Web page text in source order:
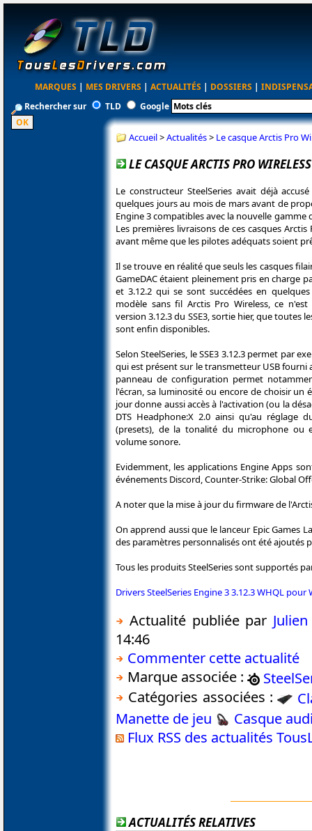
MARQUES | MES DRIVERS | ACTUALITÉS | DOSSIERS |
Rechercher sur
TLD Google
Accueil>Actualités> Le casque Arctis Pro
LE CASQUE ARCTIS PRO
Le constructeur SteelSeries avait déjà
quelques jours au mois de mars avant de
Engine 3 compatibles avec la nouvelle gamme
Les premières livraisons de ces casques
avant même que les pilotes adéquats soient
Il se trouve en réalité que seuls les casques
GameDAC étaient pleinement pris en charge
et 3.12.2 qui se sont succédées en
modèle sans fil Arctis Pro Wireless, ce
version 3.12.3 du SSE3, sortie hier, que toutes
sont enfin disponibles.
Selon SteelSeries, le SSE3 3.12.3 permet par
qui est présent sur le transmetteur USB fourni
panneau de configuration permet
l'écran, sa luminosité ou encore de choisir un
jour donne aussi accès à l'activation (ou la
DTS Headphone:X 2.0 ainsi qu'au réglage
(presets), de la tonalité du microphone ou
volume sonore.
Evidemment, les applications Engine Apps
événements Discord, Counter-Strike: Global
A noter que la mise à jour du firmware de
On apprend aussi que le lanceur Epic Games
des paramètres personnalisés ont été ajoutés
Tous les produits SteelSeries sont supportés
Drivers SteelSeries Engine 3 3.12.3 WHQL
Actualité publiée par
14:46
Commenter cette actualité
Marque associée :
Catégories associées :
Manette de jeu
Casque
Flux RSS des actualités
ACTUALITÉS RELATIVES